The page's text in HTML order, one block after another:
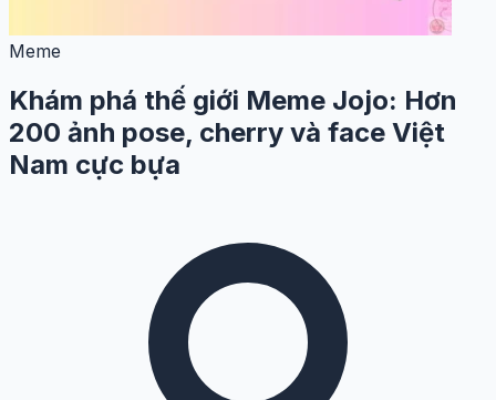
Meme
Khám phá thế giới Meme Jojo: Hơn
200 ảnh pose, cherry và face Việt
Nam cực bựa